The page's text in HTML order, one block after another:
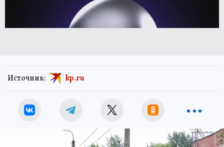
Источник: kp.ru